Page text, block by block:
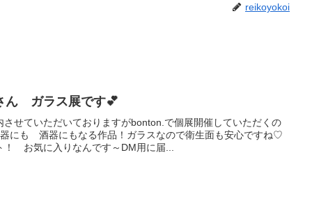
reikoyokoi
ガラス展です💕
せていただいておりますがbonton.で個展開催していただくの
にも 酒器にもなる作品！ガラスなので衛生面も安心ですね♡
お気に入りなんです～DM用に届...